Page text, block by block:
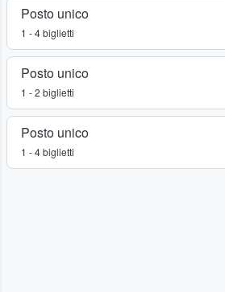
Posto unico
1 - 4 biglietti
Posto unico
1 - 2 biglietti
Posto unico
1 - 4 biglietti